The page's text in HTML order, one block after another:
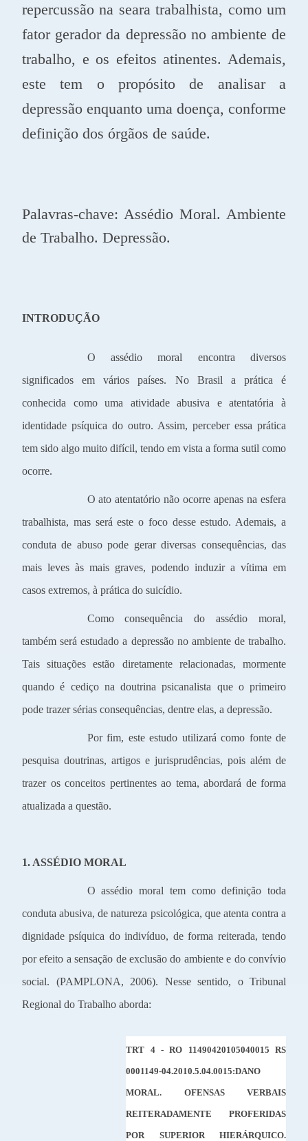
repercussão na seara trabalhista, como um
fator gerador da depressão no ambiente de
trabalho, e os efeitos atinentes. Ademais,
este tem o propósito de analisar a
depressão enquanto uma doença, conforme
definição dos órgãos de saúde.
Palavras-chave: Assédio Moral. Ambiente
de Trabalho. Depressão.
INTRODUÇÃO
O assédio moral encontra diversos
significados em vários países. No Brasil a prática é
conhecida como uma atividade abusiva e atentatória à
identidade psíquica do outro. Assim, perceber essa prática
tem sido algo muito difícil, tendo em vista a forma sutil como
ocorre.
O ato atentatório não ocorre apenas na esfera
trabalhista, mas será este o foco desse estudo. Ademais, a
conduta de abuso pode gerar diversas consequências, das
mais leves às mais graves, podendo induzir a vítima em
casos extremos, à prática do suicídio.
Como consequência do assédio moral,
também será estudado a depressão no ambiente de trabalho.
Tais situações estão diretamente relacionadas, mormente
quando é cediço na doutrina psicanalista que o primeiro
pode trazer sérias consequências, dentre elas, a depressão.
Por fim, este estudo utilizará como fonte de
pesquisa doutrinas, artigos e jurisprudências, pois além de
trazer os conceitos pertinentes ao tema, abordará de forma
atualizada a questão.
1. ASSÉDIO MORAL
O assédio moral tem como definição toda
conduta abusiva, de natureza psicológica, que atenta contra a
dignidade psíquica do indivíduo, de forma reiterada, tendo
por efeito a sensação de exclusão do ambiente e do convívio
social. (PAMPLONA, 2006). Nesse sentido, o Tribunal
Regional do Trabalho aborda:
TRT 4 - RO 11490420105040015 RS
0001149-04.2010.5.04.0015:DANO
MORAL. OFENSAS VERBAIS
REITERADAMENTE PROFERIDAS
POR SUPERIOR HIERÁRQUICO.